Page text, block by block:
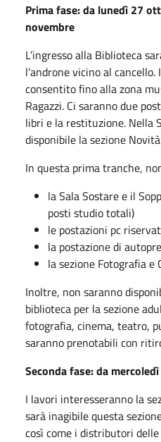
Prima fase: da lunedì 27
novembre
L’ingresso alla Biblioteca
l’androne vicino al
consentito fino alla zona
Ragazzi. Ci saranno due
libri e la restituzione. Nella
disponibile la sezione
In questa prima tranche,
la Sala Sostare e il
posti studio totali)
le postazioni pc
la postazione di
la sezione Fotografia e
Inoltre, non saranno
biblioteca per la sezione
fotografia, cinema, teatro,
saranno prenotabili con
Seconda fase: da
I lavori interesseranno la
sarà inagibile questa
così come i distributori delle